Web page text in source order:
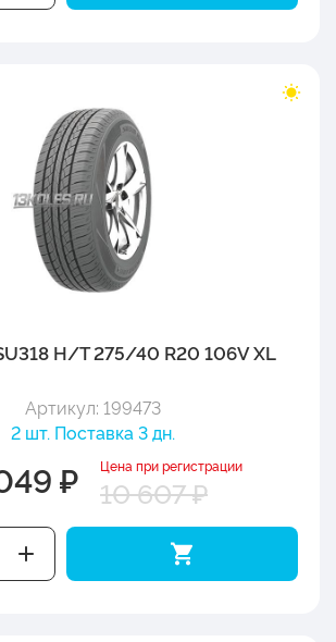
H/T 275/40 R20 106V XL
Артикул: 199473
2 шт. Поставка 3 дн.
₽ Цена при регистрации
10 607 ₽